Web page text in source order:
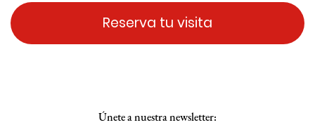
Reserva tu visita
Únete a nuestra newsletter: